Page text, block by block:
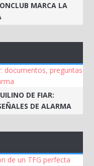
MARCA LA
DE FIAR:
DE ALARMA